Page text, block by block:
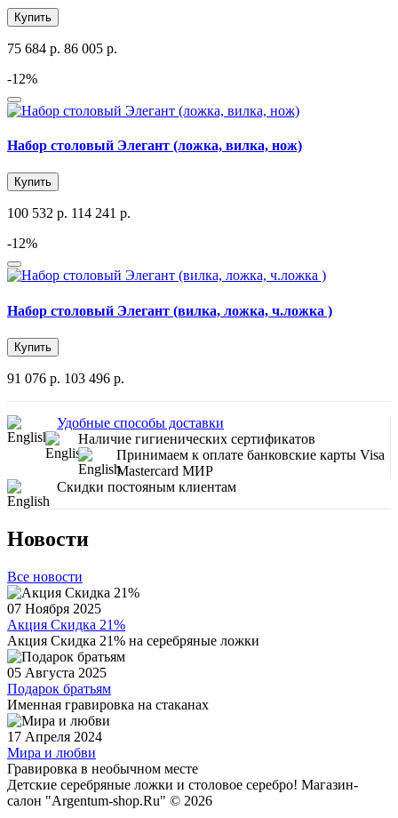
Купить
75 684 р. 86 005 р.
-12%
Набор столовый Элегант (ложка, вилка, нож)
Купить
100 532 р. 114 241 р.
-12%
Набор столовый Элегант (вилка, ложка, ч.ложка )
Купить
91 076 р. 103 496 р.
Удобные способы доставки
Наличие гигиенических сертификатов
Принимаем к оплате банковские карты Visa
Mastercard МИР
Скидки постояным клиентам
Новости
Все новости
07 Ноября 2025
Акция Скидка 21%
Акция Скидка 21% на серебряные ложки
05 Августа 2025
Подарок братьям
Именная гравировка на стаканах
17 Апреля 2024
Мира и любви
Гравировка в необычном месте
Детские серебряные ложки и столовое серебро! Магазин-
салон "Argentum-shop.Ru" © 2026